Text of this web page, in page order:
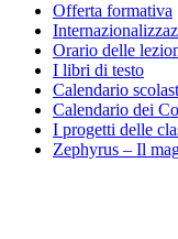
Offerta formativa
Orario delle
I libri di testo
Calendario
Calendario dei
I progetti delle
Zephyrus – Il